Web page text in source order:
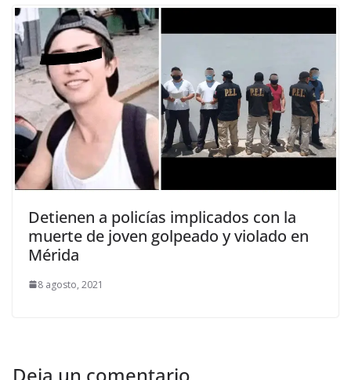
Detienen a policías implicados con la
muerte de joven golpeado y violado en
Mérida
8 agosto, 2021
Deja un comentario